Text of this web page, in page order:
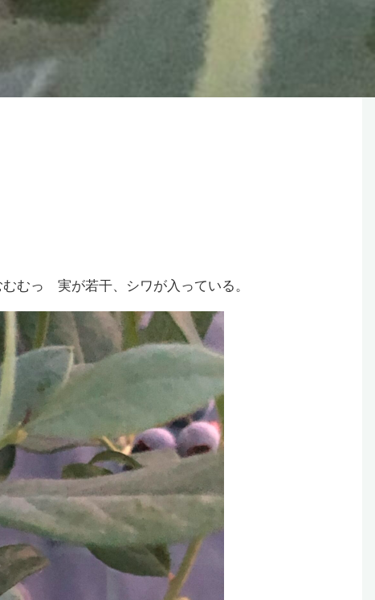
むっ 実が若干、シワが入っている。